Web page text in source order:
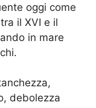
oggi come
il XVI e il
in mare
debolezza